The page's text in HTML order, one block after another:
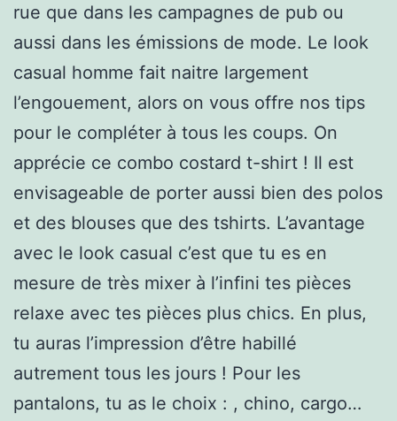
rue que dans les campagnes de pub ou
aussi dans les émissions de mode. Le look
casual homme fait naitre largement
l’engouement, alors on vous offre nos tips
pour le compléter à tous les coups. On
apprécie ce combo costard t-shirt ! Il est
envisageable de porter aussi bien des polos
et des blouses que des tshirts. L’avantage
avec le look casual c’est que tu es en
mesure de très mixer à l’infini tes pièces
relaxe avec tes pièces plus chics. En plus,
tu auras l’impression d’être habillé
autrement tous les jours ! Pour les
pantalons, tu as le choix : , chino, cargo…